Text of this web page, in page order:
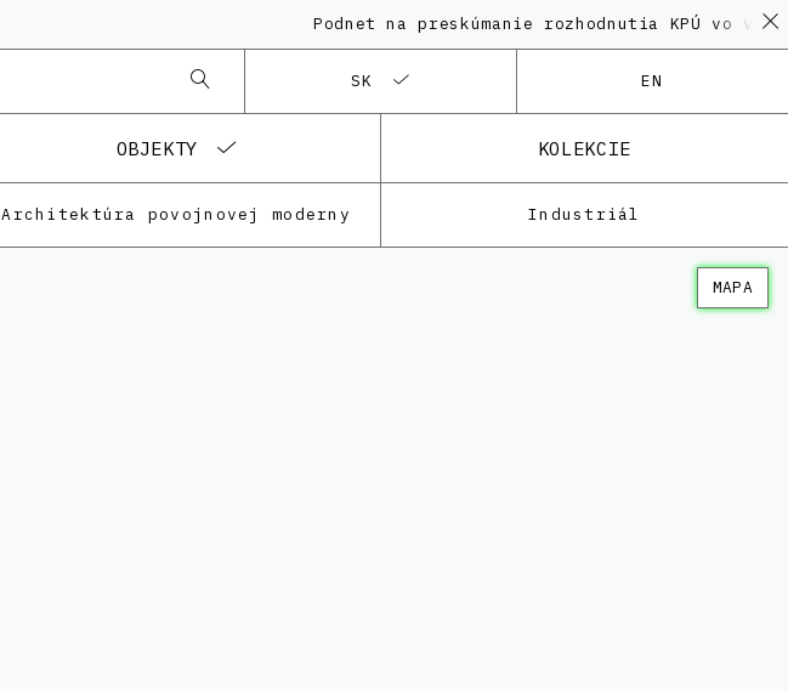
Podnet na preskúmanie rozhodnutia KPÚ vo veci
SK EN
OBJEKTY KOLEKCIE
Architektúra povojnovej moderny Industriál
MAPA